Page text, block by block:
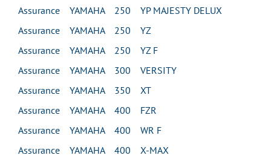
Assurance YAMAHA 250 YP MAJESTY DELUX
Assurance YAMAHA 250 YZ
Assurance YAMAHA 250 YZ F
Assurance YAMAHA 300 VERSITY
Assurance YAMAHA 350 XT
Assurance YAMAHA 400 FZR
Assurance YAMAHA 400 WR F
Assurance YAMAHA 400 X-MAX